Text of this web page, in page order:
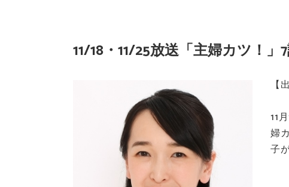
11/18・11/25放送「主婦カツ！」
【
11
婦
子